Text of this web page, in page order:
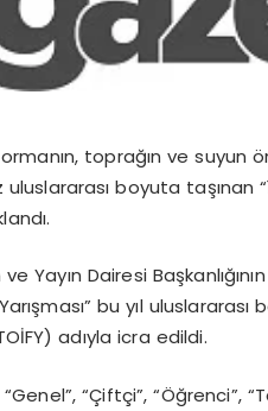
toprağın ve suyun
boyuta taşınan
Yayın Dairesi
bu yıl uluslararası
adıyla icra edildi.
“Çiftçi”, “Öğrenci”,